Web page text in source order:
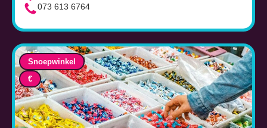
073 613 6764
Snoepwinkel
€